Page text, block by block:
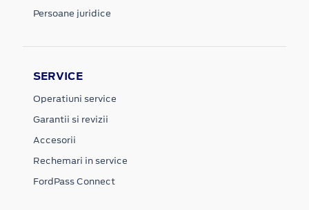
Persoane juridice
SERVICE
Operatiuni service
Garantii si revizii
Accesorii
Rechemari in service
FordPass Connect